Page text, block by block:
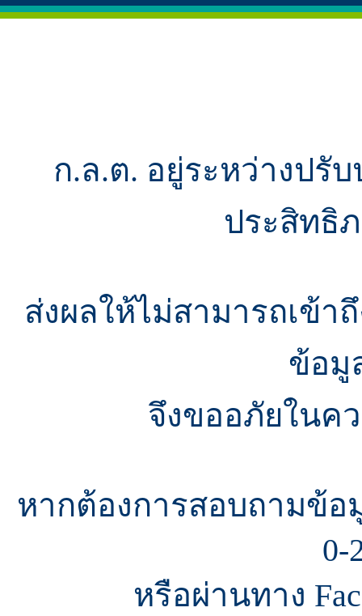
ก.ล.ต. อยู่ระหว่างปรั
ประสิทธิ
ส่งผลให้ไม่สามารถเข้า
ข้อมู
จึงขออภัยในค
หากต้องการสอบถามข้อ
0-
หรือผ่านทาง